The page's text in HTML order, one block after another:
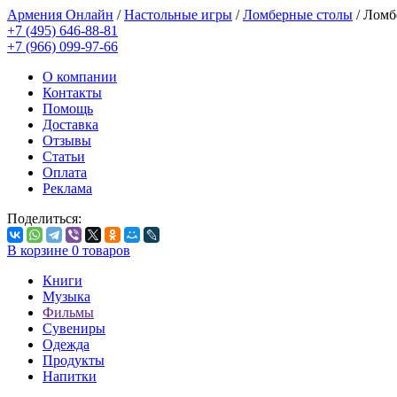
Армения Онлайн /Настольные игры /Ломберные столы /
+7 (495) 646-88-81
+7 (966) 099-97-66
О компании
Контакты
Помощь
Доставка
Отзывы
Статьи
Оплата
Реклама
Поделиться:
В корзине 0 товаров
Книги
Музыка
Фильмы
Сувениры
Одежда
Продукты
Напитки